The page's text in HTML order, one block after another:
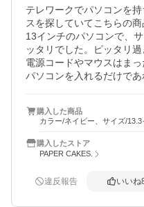
テレワークでパソコンを
スを探していてこちらの商
13インチのパソコンで、
ッタリでした。ピッタリ過
電源コードやマウスはま
パソコンを入れるだけであ
持ち手もついてますが出
購入した商品
カラー/ネイビー、サイズ/13.3
購入したストア
PAPER CAKES.
違反報告 いいね